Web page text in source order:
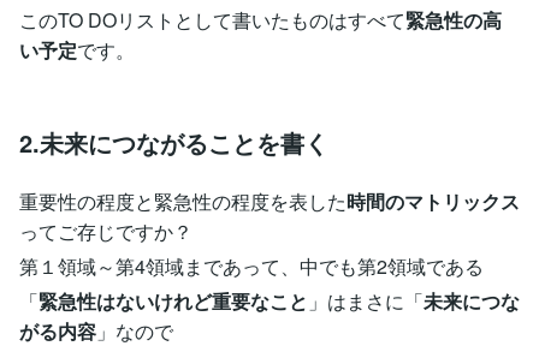
このTO DOリストとして書いたものはすべて緊急性の高
い予定です。
2.未来につながることを書く
重要性の程度と緊急性の程度を表した時間のマトリックス
ってご存じですか？
第１領域～第4領域まであって、中でも第2領域である
「緊急性はないけれど重要なこと 」はまさに「未来につな
がる内容 」なので